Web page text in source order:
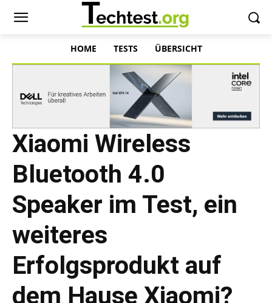
HOME TESTS ÜBERSICHT
Xiaomi Wireless
Bluetooth 4.0
Speaker im Test, ein
weiteres
Erfolgsprodukt auf
dem Hause Xiaomi?